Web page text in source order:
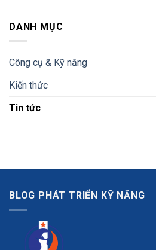
DANH MỤC
Công cụ & Kỹ năng
Kiến thức
Tin tức
BLOG PHÁT TRIỂN KỸ NĂNG